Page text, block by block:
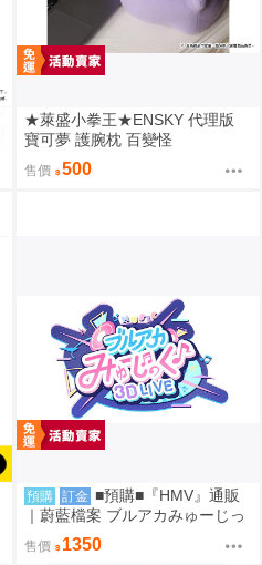
★萊盛小拳王★ENSKY 代理版
寶可夢 護腕枕 百變怪
售價 500
預購 訂金 ■預購■『HMV』通販
｜蔚藍檔案 ブルアカみゅーじっ
く♪3D LIVE『放學後甜點部』壓
克力板。[0912]
售價 1350